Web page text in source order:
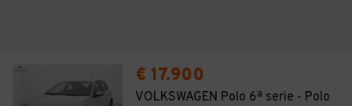
€ 17.900
VOLKSWAGEN Polo 6ª serie - Polo